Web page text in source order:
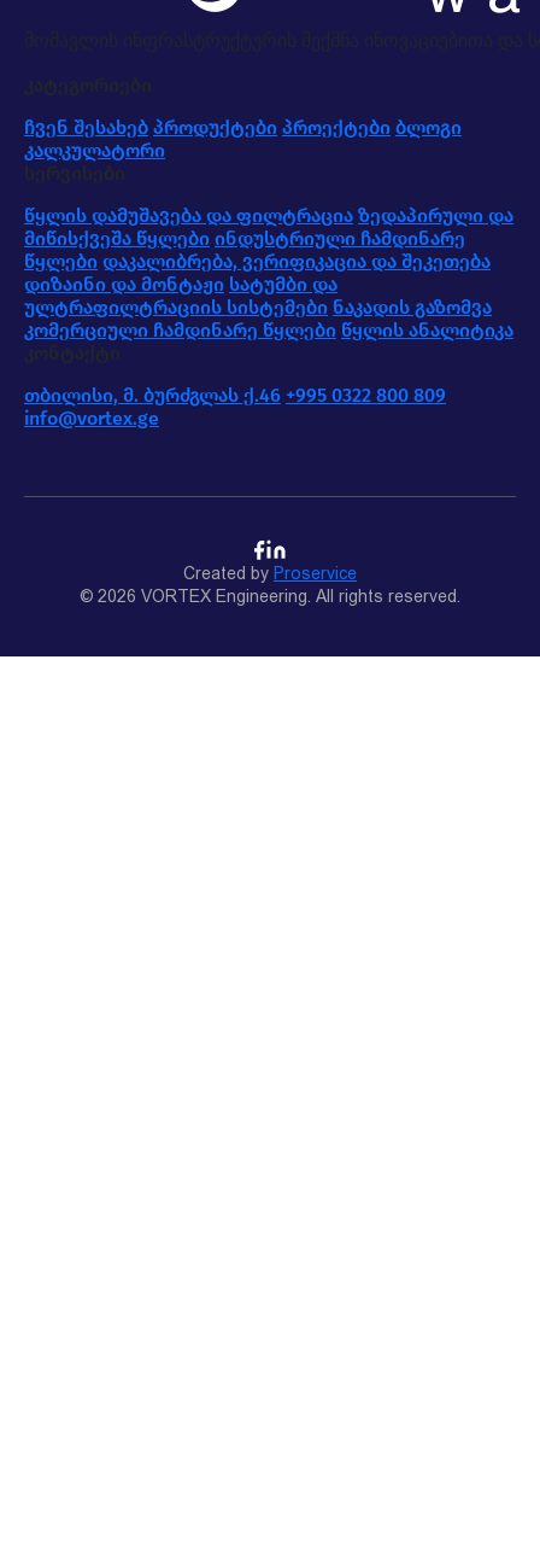
მომავლის ინფრასტრუქტურის შექმნა ინოვაციებითა
კატეგორიები
ჩვენ შესახებ პროდუქტები პროექტები ბლოგი
კალკულატორი
სერვისები
წყლის დამუშავება და ფილტრაცია ზედაპირული და
მიწისქვეშა წყლები ინდუსტრიული ჩამდინარე
წყლები დაკალიბრება, ვერიფიკაცია და შეკეთება
დიზაინი და მონტაჟი სატუმბი და
ულტრაფილტრაციის სისტემები ნაკადის გაზომვა
კომერციული ჩამდინარე წყლები წყლის ანალიტიკა
კონტაქტი
თბილისი, მ. ბურძგლას ქ.46 +995 0322 800 809
info@vortex.ge
Created by Proservice
© 2026 VORTEX Engineering. All rights reserved.